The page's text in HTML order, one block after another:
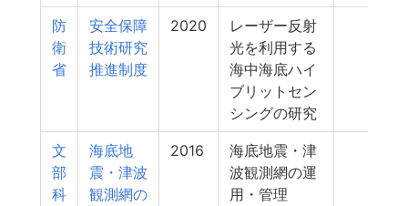
防
衛
省
安全保障
技術研究
推進制度
2020
レーザー反射
光を利用する
海中海底ハイ
ブリットセン
シングの研究
文
部
科
海底地
震・津波
観測網の
2016
海底地震・津
波観測網の運
用・管理